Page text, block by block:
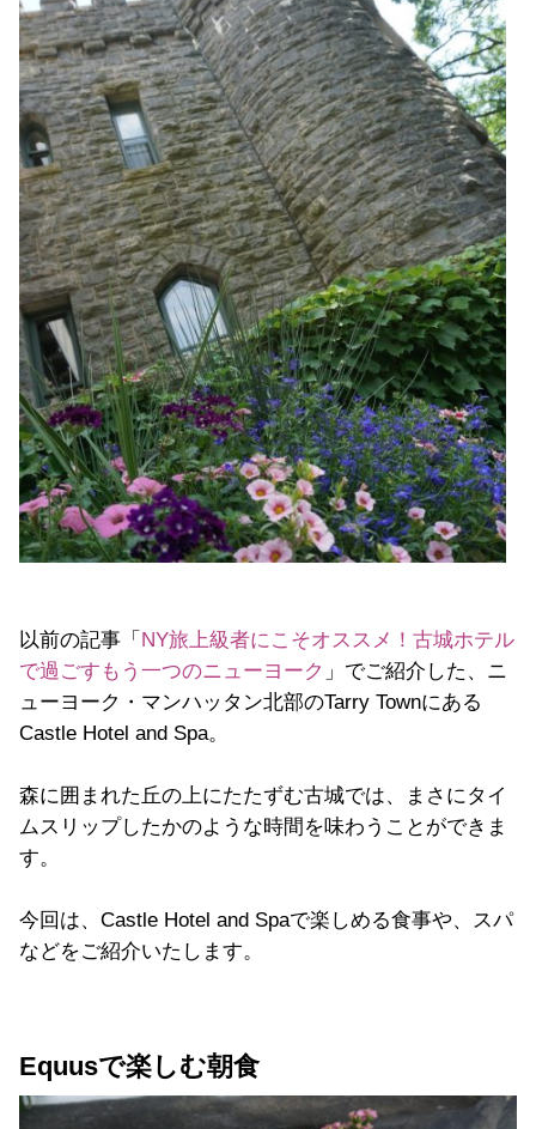
以前の記事「 NY旅上級者にこそオススメ！古城ホテル
で過ごすもう一つのニューヨーク 」でご紹介した、ニ
ューヨーク・マンハッタン北部のTarry Townにある
Castle Hotel and Spa。
森に囲まれた丘の上にたたずむ古城では、まさにタイ
ムスリップしたかのような時間を味わうことができま
す。
今回は、Castle Hotel and Spaで楽しめる食事や、スパ
などをご紹介いたします。
Equusで楽しむ朝食